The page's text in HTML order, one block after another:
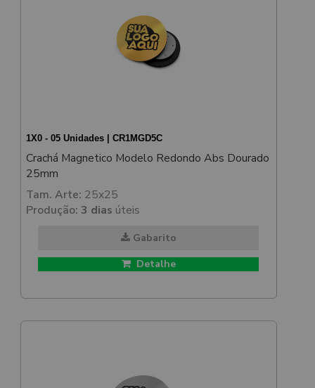
1X0 - 05 Unidades | CR1MGD5C
Crachá Magnetico Modelo Redondo Abs Dourado
25mm
Tam. Arte: 25x25
Produção: 3 dias úteis
Gabarito
Detalhe